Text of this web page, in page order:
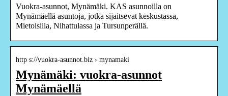
Vuokra-asunnot, Mynämäki. KAS asunnoilla on
Mynämäellä asuntoja, jotka sijaitsevat keskustassa,
Mietoisilla, Nihattulassa ja Tursunperällä.
http s://vuokra-asunnot.biz › mynamaki
Mynämäki: vuokra-asunnot
Mynämäellä